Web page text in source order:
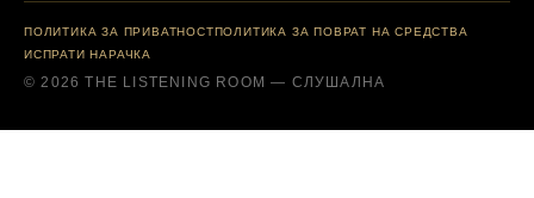
© 2026 THE LISTENING ROOM — СЛУШАЛНА
ПОЛИТИКА ЗА ПРИВАТНОСТПОЛИТИКА ЗА ПОВРАТ НА СРЕДСТВА
ИСПРАТИ НАРАЧКА